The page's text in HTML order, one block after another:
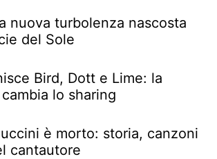
nuova turbolenza nascosta
del Sole
Bird, Dott e Lime: la
lo sharing
è morto: storia, canzoni
cantautore